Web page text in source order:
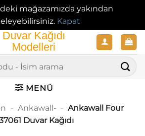
mağazamızda yakından
Kapat
MENÜ
- Ankawall- - Ankawall Four
Duvar Kağıdı